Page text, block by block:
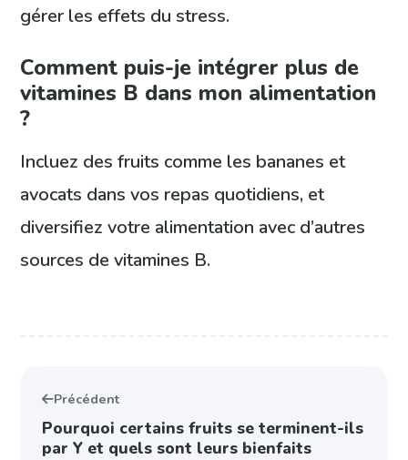
gérer les effets du stress.
Comment puis-je intégrer plus de
vitamines B dans mon alimentation
?
Incluez des fruits comme les bananes et
avocats dans vos repas quotidiens, et
diversifiez votre alimentation avec d’autres
sources de vitamines B.
Précédent
Pourquoi certains fruits se terminent-ils
par Y et quels sont leurs bienfaits